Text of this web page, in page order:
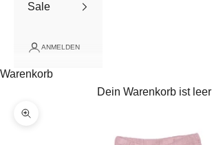
Sale
ANMELDEN
Warenkorb
Dein Warenkorb ist leer
Bild vergrößern